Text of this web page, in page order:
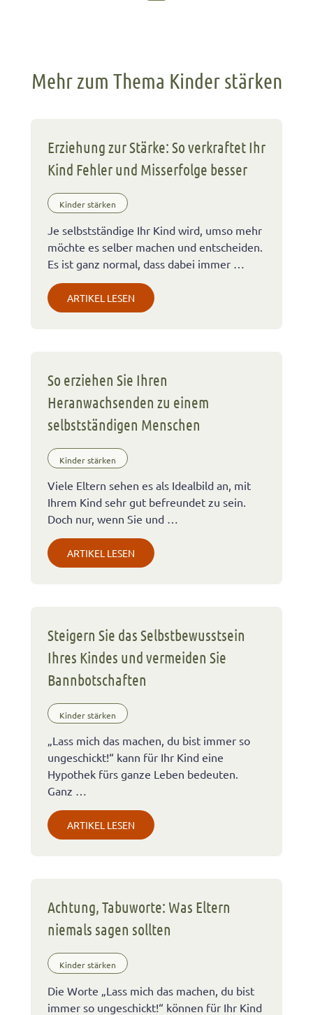
Mehr zum Thema Kinder stärken
Erziehung zur Stärke: So verkraftet Ihr
Kind Fehler und Misserfolge besser
Kinder stärken
Je selbstständige Ihr Kind wird, umso mehr
möchte es selber machen und entscheiden.
Es ist ganz normal, dass dabei immer …
ARTIKEL LESEN
So erziehen Sie Ihren
Heranwachsenden zu einem
selbstständigen Menschen
Kinder stärken
Viele Eltern sehen es als Idealbild an, mit
Ihrem Kind sehr gut befreundet zu sein.
Doch nur, wenn Sie und …
ARTIKEL LESEN
Steigern Sie das Selbstbewusstsein
Ihres Kindes und vermeiden Sie
Bannbotschaften
Kinder stärken
„Lass mich das machen, du bist immer so
ungeschickt!“ kann für Ihr Kind eine
Hypothek fürs ganze Leben bedeuten.
Ganz …
ARTIKEL LESEN
Achtung, Tabuworte: Was Eltern
niemals sagen sollten
Kinder stärken
Die Worte „Lass mich das machen, du bist
immer so ungeschickt!“ können für Ihr Kind